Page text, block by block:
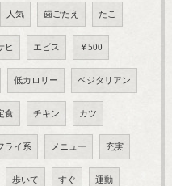
人気 歯ごたえ たこ
ヒ エビス ￥500
低カロリー ベジタリアン
食 チキン カツ
ライ系 メニュー 充実
歩いて すぐ 運動